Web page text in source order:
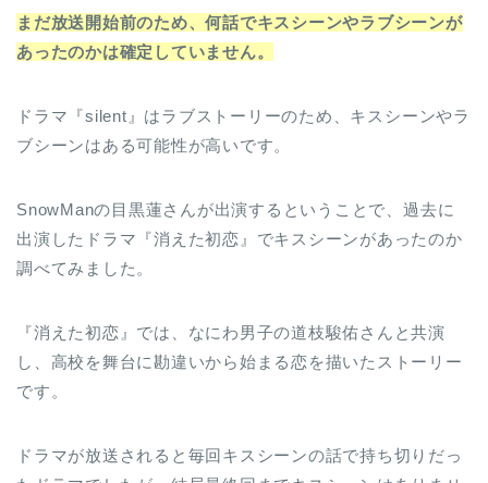
まだ放送開始前のため、何話でキスシーンやラブシーンが
あったのかは確定していません。
ドラマ『silent』はラブストーリーのため、キスシーンやラ
ブシーンはある可能性が高いです。
SnowManの目黒蓮さんが出演するということで、過去に
出演したドラマ『消えた初恋』でキスシーンがあったのか
調べてみました。
『消えた初恋』では、なにわ男子の道枝駿佑さんと共演
し、高校を舞台に勘違いから始まる恋を描いたストーリー
です。
ドラマが放送されると毎回キスシーンの話で持ち切りだっ